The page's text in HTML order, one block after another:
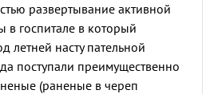
развертывание активной
в госпитале в который
летней насту пательной
поступали преимущественно
(раненые в череп